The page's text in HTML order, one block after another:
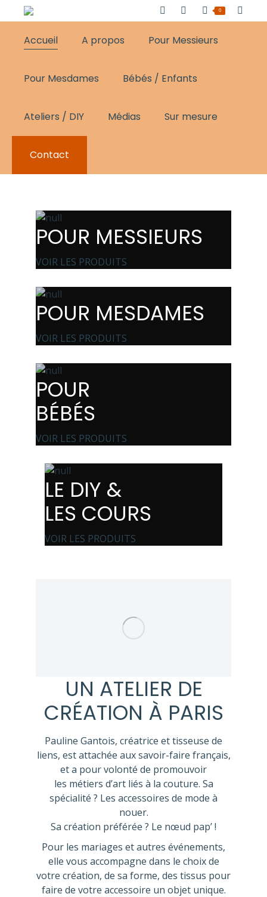
0
Accueil A propos Pour Messieurs
Pour Mesdames Bébés / Enfants
Ateliers / DIY Médias Sur mesure
Contact
POUR MESSIEURS
VOIR LES PRODUITS
POUR MESDAMES
VOIR LES PRODUITS
POUR
BÉBÉS
VOIR LES PRODUITS
LE DIY &
LES COURS
VOIR LES PRODUITS
UN ATELIER DE
CRÉATION À PARIS
Pauline Gantois, créatrice et tisseuse de
liens, est attachée aux savoir-faire français,
et a pour volonté de promouvoir
les métiers d’art liés à la couture. Sa
spécialité ? Les accessoires de mode à
nouer.
Sa création préférée ? Le nœud pap’ !
Pour les mariages et autres événements,
elle vous accompagne dans le choix de
votre création, de sa forme, des tissus pour
faire de votre accessoire un objet unique.